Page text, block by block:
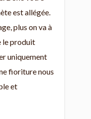
est allégée.
plus on va à
le produit
uniquement
fioriture nous
et